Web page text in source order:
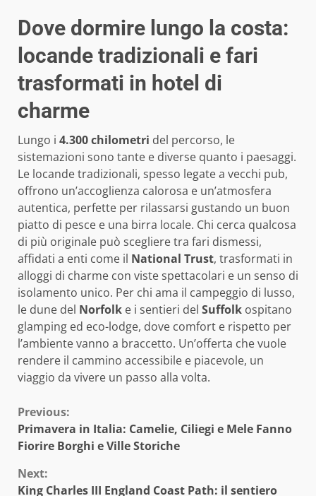
Dove dormire lungo la costa:
locande tradizionali e fari
trasformati in hotel di
charme
Lungo i 4.300 chilometri del percorso, le
sistemazioni sono tante e diverse quanto i paesaggi.
Le locande tradizionali, spesso legate a vecchi pub,
offrono un’accoglienza calorosa e un’atmosfera
autentica, perfette per rilassarsi gustando un buon
piatto di pesce e una birra locale. Chi cerca qualcosa
di più originale può scegliere tra fari dismessi,
affidati a enti come il National Trust, trasformati in
alloggi di charme con viste spettacolari e un senso di
isolamento unico. Per chi ama il campeggio di lusso,
le dune del Norfolk e i sentieri del Suffolk ospitano
glamping ed eco-lodge, dove comfort e rispetto per
l’ambiente vanno a braccetto. Un’offerta che vuole
rendere il cammino accessibile e piacevole, un
viaggio da vivere un passo alla volta.
Continue
Reading
Previous:
Primavera in Italia: Camelie, Ciliegi e Mele Fanno
Fiorire Borghi e Ville Storiche
Next:
King Charles III England Coast Path: il sentiero